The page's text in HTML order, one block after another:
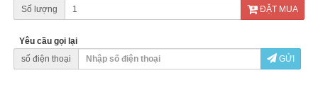
Số lượng ĐẶT MUA
Yêu cầu gọi lại
số điện thoại
GỬI